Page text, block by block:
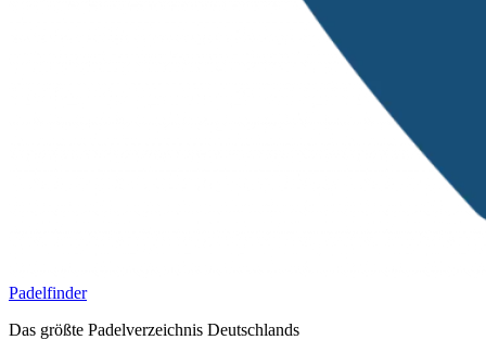
Padelfinder
Das größte Padelverzeichnis Deutschlands